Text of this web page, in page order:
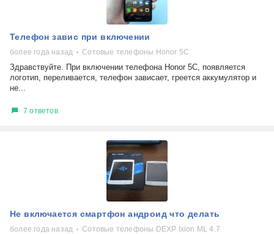
Телефон завис при включении
более года назад Сотовые телефоны Honor 5C
Здравствуйте. При включении телефона Honor 5C, появляется
логотип, переливается, телефон зависает, греется аккумулятор и
не...
7 ответов
Не включается смартфон андроид что делать
более года назад Сотовые телефоны DEXP Ixion ML 4.7